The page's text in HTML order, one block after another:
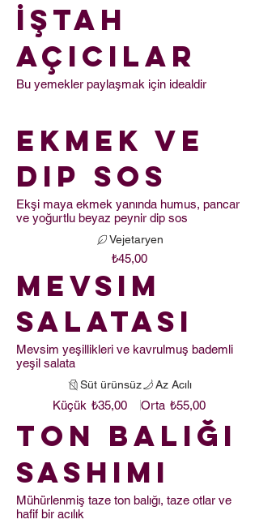
İştah
Açıcılar
Bu yemekler paylaşmak için idealdir
Ekmek ve
Dip Sos
Ekşi maya ekmek yanında humus, pancar
ve yoğurtlu beyaz peynir dip sos
₺45,00
Vejetaryen
Mevsim
Salatası
Mevsim yeşillikleri ve kavrulmuş bademli
yeşil salata
Küçük ₺35,00 Orta ₺55,00
Süt ürünsüz Az Acılı
Ton Balığı
Sashimi
Mühürlenmiş taze ton balığı, taze otlar ve
hafif bir acılık